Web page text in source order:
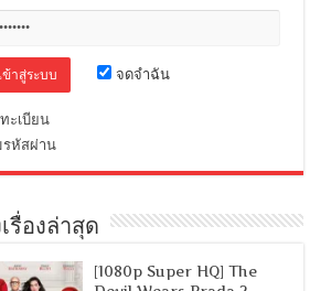
จดจำฉัน
ะเบียน
หัสผ่าน
รื่องล่าสุด
[1080p Super HQ] The